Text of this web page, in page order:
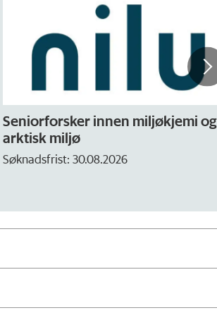
Seniorforsker innen miljøkjemi og
arktisk miljø
Søknadsfrist: 30.08.2026